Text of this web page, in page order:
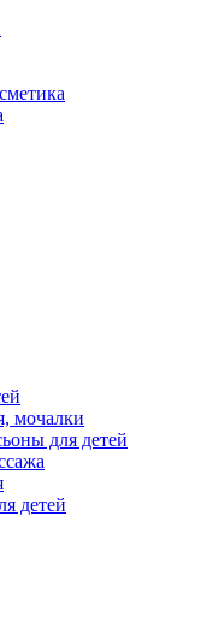
мочалки
для детей
детей